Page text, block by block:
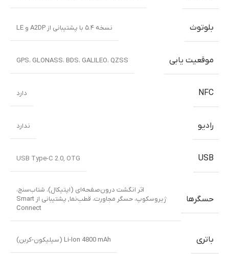
بلوتوث نسخه ۵.۴ با پشتیبانی از A2DP و LE
موقعیت یابی GPS، GLONASS، BDS، GALILEO، QZSS
NFC دارد
رادیو ندارد
USB
USB Type-C 2.0, OTG
حسگرها
اثر انگشت درون‌صفحه‌ای (اپتیکال)، شتاب‌سنج،
ژیروسکوپ، حسگر مجاورت، قطب‌نما,
پشتیبانی از Smart
Connect
باتری Li-Ion 4800 mAh (سیلیکون-کربن)